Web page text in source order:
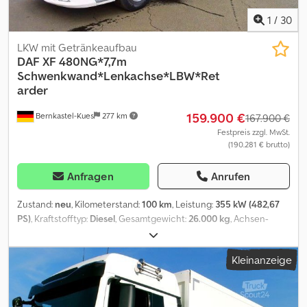
1 / 30
Bernkastel-Kues 277 km
LKW mit Getränkeaufbau
DAF XF 480NG*7,7m
Schwenkwand*Lenkachse*LBW*Ret
arder
159.900 €167.900 €
Festpreis zzgl. MwSt.
(190.281 € brutto)
Anfragen Anrufen
Zustand: neu, Kilometerstand:100 km, Leistung: 355 kW (482,67
PS), Kraftstofftyp: Diesel, Gesamtgewicht:26.000 kg, Achsen-
, Bremsen:
Getriebetyp:Automatisch, Emissionsklasse:Euro6, Gesamtbreite:
2.550 mm, Gesamthöhe: 3.700 mm , Laderaumvolumen:42 m³,
Laderaumlänge:
7.750 mm, Laderaumbreite:2.480 mm
Laderaumhöhe: 2.200 mm , Ausstattung:
ABS, Elektronisches
Kleinanzeige